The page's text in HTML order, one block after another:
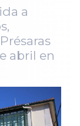
a
abril en